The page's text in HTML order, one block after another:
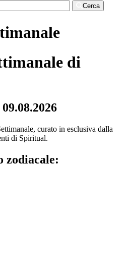
Cerca
di
curato in esclusiva dalla
di Spiritual.
zodiacale: